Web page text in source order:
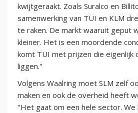
kwijtgeraakt. Zoals Suralco en
samenwerking van TUI en KLM
te raken. De markt waaruit geput
kleiner. Het is een moordende
komt TUI met prijzen die eigenlijk
liggen."
Volgens Waalring moet SLM zelf
maken en ook de overheid heeft
"Het gaat om een hele sector. We